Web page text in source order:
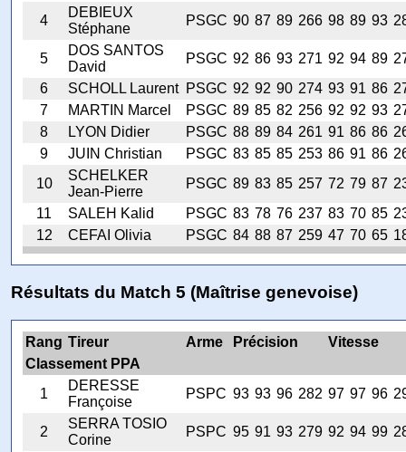
4
DEBIEUX
Stéphane
PSGC 90 87 89 266 98 89 93
5
DOS SANTOS
David
PSGC 92 86 93 271 92 94 89
6
SCHOLL Laurent PSGC 92 92 90 274 93 91 86
7
MARTIN Marcel PSGC 89 85 82 256 92 92 93
8
LYON Didier PSGC 88 89 84 261 91 86 86
9
JUIN Christian PSGC 83 85 85 253 86 91 86
10
SCHELKER
Jean-Pierre
PSGC 89 83 85 257 72 79 87
11
SALEH Kalid PSGC 83 78 76 237 83 70 85
12
CEFAI Olivia PSGC 84 88 87 259 47 70 65
Résultats du Match 5 (Maîtrise genevoise)
Rang Tireur Arme Précision
Vitesse
Classement PPA
1
DERESSE
Françoise
PSPC 93 93 96 282 97 97 96
2
SERRA TOSIO
Corine
PSPC 95 91 93 279 92 94 99